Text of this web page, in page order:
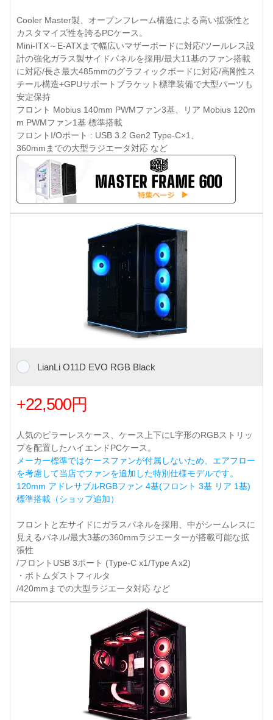
Cooler Master製、オープンフレーム構造による高い拡張性と
カスタマイズ性を誇るPCケース。
Mini-ITX～E-ATXまで幅広いマザーボードに対応/ツールレス設
計の強化ガラス製サイドパネルを採用/最大11基のファン搭載
に対応/長さ最大485mmのグラフィックボードに対応/高剛性ス
チール構造+GPUサポートブラケット標準装備で大型パーツも
安定保持
フロント Mobius 140mm PWMファン3基、リア Mobius 120m
m PWMファン1基 標準搭載
フロントI/Oポート : USB 3.2 Gen2 Type-C×1、
360mmまでの大型ラジエータ対応 など
LianLi O11D EVO RGB Black
+22,500円
人気のピラーレスケース、ケース上下にL字形のRGBストリッ
プを配置したハイエンドPCケース。
メーカー標準ではケースファンが付属しないため、エアフロー
を考慮して当店でファンを追加した特別仕様モデルです。
120mm アドレサブルRGBファン 4基(フロント 3基 リア 1基)
標準搭載（ショップ追加）
フロントと左サイドにガラスパネルを採用、中がシームレスに
見えるパネル/最大3基の360mmラジエーターが搭載可能な拡
張性
/フロントUSB 3ポート (Type-C x1/Type A x2)
・ボトムダストフィルタ
/420mmまでの大型ラジエータ対応 など